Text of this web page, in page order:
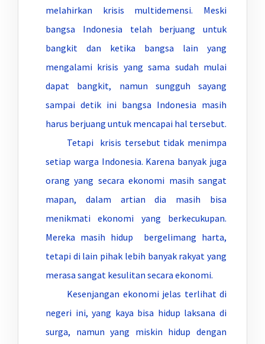
melahirkan krisis multidemensi. Meski
bangsa Indonesia telah berjuang untuk
bangkit dan ketika bangsa lain yang
mengalami krisis yang sama sudah mulai
dapat bangkit, namun sungguh sayang
sampai detik ini bangsa Indonesia masih
harus berjuang untuk mencapai hal tersebut.
Tetapi krisis tersebut tidak menimpa
setiap warga Indonesia. Karena banyak juga
orang yang secara ekonomi masih sangat
mapan, dalam artian dia masih bisa
menikmati ekonomi yang berkecukupan.
Mereka masih hidup bergelimang harta,
tetapi di lain pihak lebih banyak rakyat yang
merasa sangat kesulitan secara ekonomi.
Kesenjangan ekonomi jelas terlihat di
negeri ini, yang kaya bisa hidup laksana di
surga, namun yang miskin hidup dengan